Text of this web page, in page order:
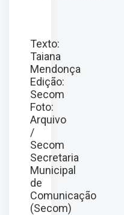
Texto:
Taiana
Mendonça
Edição:
Secom
Foto:
Arquivo
/
Secom
Secretaria
Municipal
de
Comunicação
(Secom)